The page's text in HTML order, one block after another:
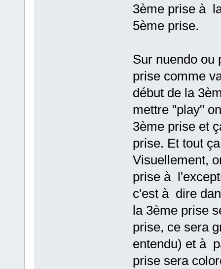
3ème prise à
5ème prise.
Sur nuendo ou
prise comme
début de la
mettre "play"
3ème prise et
prise. Et tout
Visuellement,
prise à
c'est à dire
la 3ème prise
prise, ce sera
entendu) et à
prise sera